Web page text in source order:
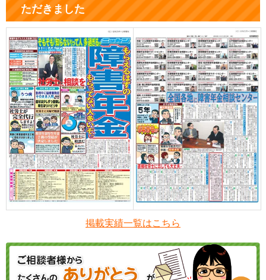
ただきました
掲載実績一覧はこちら